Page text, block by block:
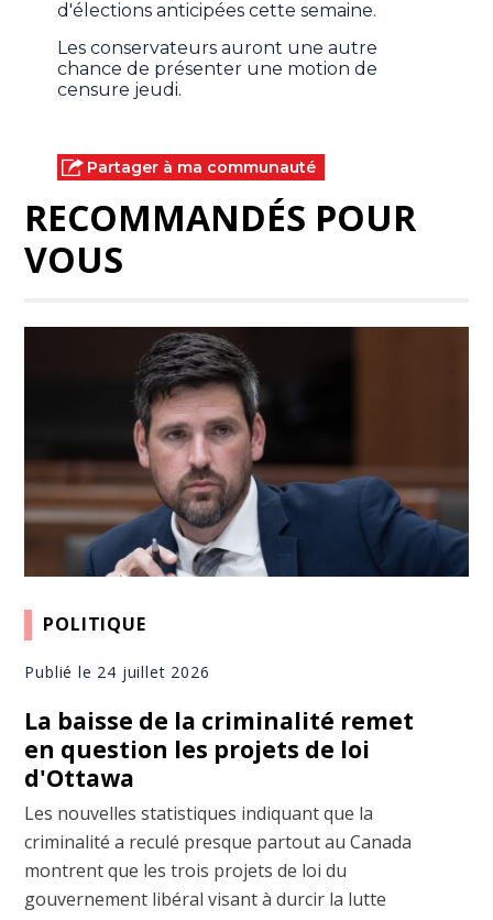
d'élections anticipées cette semaine.
Les conservateurs auront une autre
chance de présenter une motion de
censure jeudi.
Partager à ma communauté
RECOMMANDÉS POUR
VOUS
POLITIQUE
Publié le 24 juillet 2026
La baisse de la criminalité remet
en question les projets de loi
d'Ottawa
Les nouvelles statistiques indiquant que la
criminalité a reculé presque partout au Canada
montrent que les trois projets de loi du
gouvernement libéral visant à durcir la lutte